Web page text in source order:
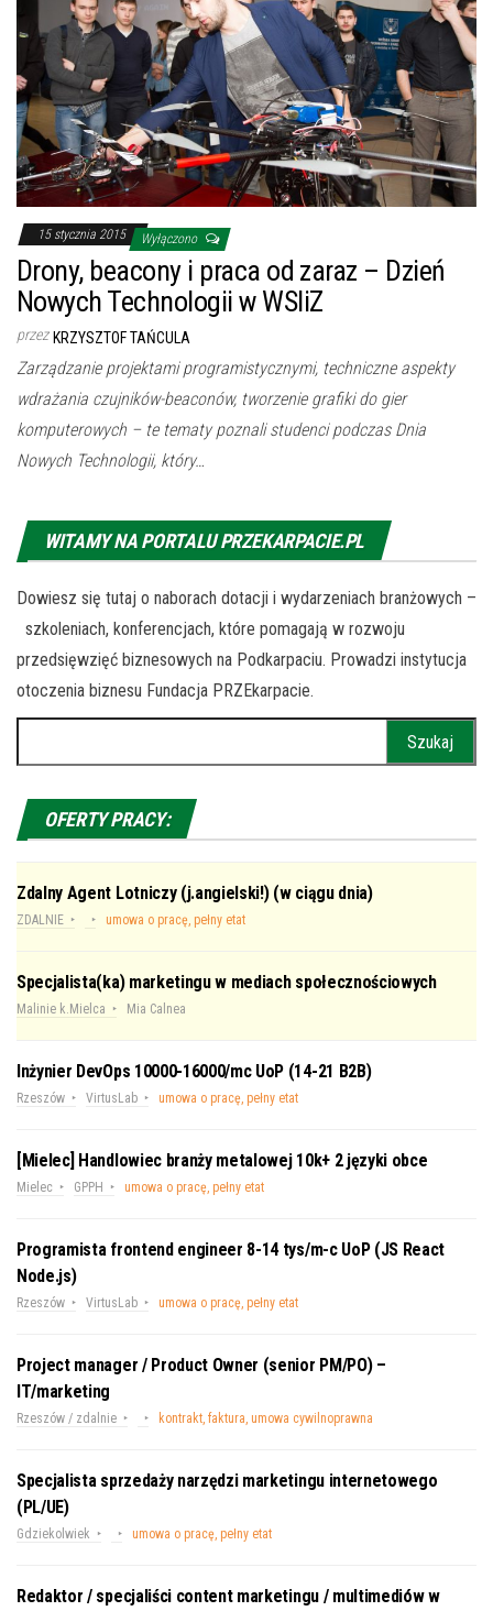
15 stycznia 2015 Wyłączono
Drony, beacony i praca od zaraz – Dzień
Nowych Technologii w WSIiZ
przez KRZYSZTOF TAŃCULA
Zarządzanie projektami programistycznymi, techniczne aspekty
wdrażania czujników-beaconów, tworzenie grafiki do gier
komputerowych – te tematy poznali studenci podczas Dnia
Nowych Technologii, który…
WITAMY NA PORTALU PRZEKARPACIE.PL
Dowiesz się tutaj o naborach dotacji i wydarzeniach branżowych –
szkoleniach, konferencjach, które pomagają w rozwoju
przedsięwzięć biznesowych na Podkarpaciu. Prowadzi instytucja
otoczenia biznesu Fundacja PRZEkarpacie.
OFERTY PRACY:
Zdalny Agent Lotniczy (j.angielski!) (w ciągu dnia)
ZDALNIE umowa o pracę, pełny etat
Specjalista(ka) marketingu w mediach społecznościowych
Malinie k.Mielca Mia Calnea
Inżynier DevOps 10000-16000/mc UoP (14-21 B2B)
Rzeszów VirtusLab umowa o pracę, pełny etat
[Mielec] Handlowiec branży metalowej 10k+ 2 języki obce
Mielec GPPH umowa o pracę, pełny etat
Programista frontend engineer 8-14 tys/m-c UoP (JS React
Node.js)
Rzeszów VirtusLab umowa o pracę, pełny etat
Project manager / Product Owner (senior PM/PO) –
IT/marketing
Rzeszów / zdalnie kontrakt, faktura, umowa cywilnoprawna
Specjalista sprzedaży narzędzi marketingu internetowego
(PL/UE)
Gdziekolwiek umowa o pracę, pełny etat
Redaktor / specjaliści content marketingu / multimediów w